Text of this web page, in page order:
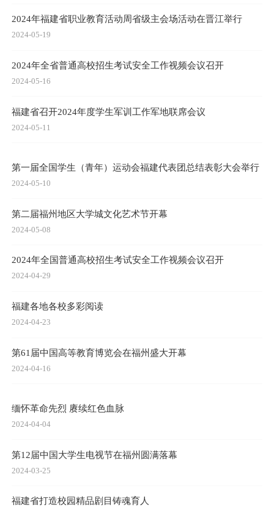
2024年福建省职业教育活动周省级主会场活动在晋江举行
2024-05-19
2024年全省普通高校招生考试安全工作视频会议召开
2024-05-16
福建省召开2024年度学生军训工作军地联席会议
2024-05-11
第一届全国学生（青年）运动会福建代表团总结表彰大会举行
2024-05-10
第二届福州地区大学城文化艺术节开幕
2024-05-08
2024年全国普通高校招生考试安全工作视频会议召开
2024-04-29
福建各地各校多彩阅读
2024-04-23
第61届中国高等教育博览会在福州盛大开幕
2024-04-16
缅怀革命先烈 赓续红色血脉
2024-04-04
第12届中国大学生电视节在福州圆满落幕
2024-03-25
福建省打造校园精品剧目铸魂育人